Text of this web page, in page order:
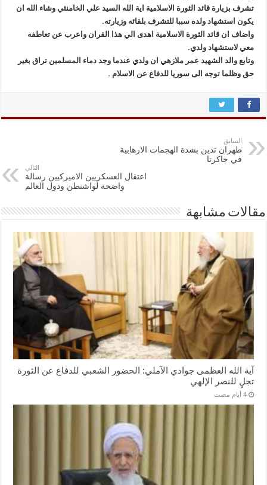
تشرف بزيارة قائد الثورة الاسلامية اية الله السيد علي الخامنئي وشاء الله ان
يكون استشهاد ولده سببا للتشرف بلقائه وزيارته.
واضاف ان قائد الثورة الاسلامية اهدى الي هذا القران واعرب عن تعاطفه
معي لاستشهاد ولدي.
وتابع والد الشهيد عمر ملازهي ان ولدي عندما وجد دماء المسلمين تراق بغير
حق وظلما توجه الى سوريا للدفاع عن الاسلام .
السابق
طهران تدين بشدة الهجمات الارهابية
في جاكرتا
التالي
اعتقال العسكريين الاميركيين رسالة
واضحة لواشنطن ودول العالم
مقالات مشابهة
آية الله العظمى جوادي الآملي: الحضور الشعبي للدفاع عن الثورة
تجلٍ للنصر الإلهي
‏4 أيام مضت